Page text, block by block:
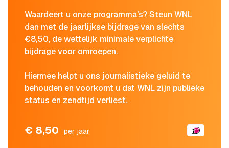
Waardeert u onze programma's? Steun WNL
dan met de jaarlijkse bijdrage van slechts
€8,50, de wettelijk minimale verplichte
bijdrage voor omroepen.
Hiermee helpt u ons journalistieke geluid te
behouden en voorkomt u dat WNL zijn publieke
status en zendtijd verliest.
€ 8,50 per jaar